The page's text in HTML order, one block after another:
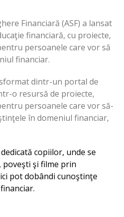
Financiară (ASF) a lansat
financiară, cu proiecte,
persoanele care vor să
financiar.
dintr-un portal de
o resursă de proiecte,
persoanele care vor să-
în domeniul financiar,
copiilor, unde se
şi filme prin
pot dobândi cunoştinţe